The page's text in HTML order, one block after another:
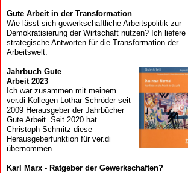
Gute Arbeit in der Transformation
Wie lässt sich gewerkschaftliche Arbeitspolitik zur
Demokratisierung der Wirtschaft nutzen? Ich liefere
strategische Antworten für die Transformation der
Arbeitswelt.
Jahrbuch Gute
Arbeit 2023
Ich war zusammen mit meinem
ver.di-Kollegen Lothar Schröder seit
2009 Herausgeber der Jahrbücher
Gute Arbeit. Seit 2020 hat
Christoph Schmitz diese
Herausgeberfunktion für ver.di
übernommen.
Karl Marx - Ratgeber der Gewerkschaften?